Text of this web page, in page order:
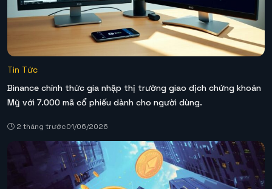
Tin Tức
Binance chính thức gia nhập thị trường giao dịch chứng khoán
Mỹ với 7.000 mã cổ phiếu dành cho người dùng.
2 tháng trước01/06/2026